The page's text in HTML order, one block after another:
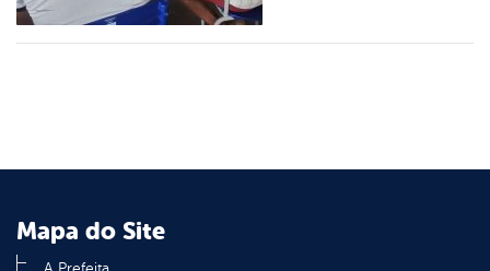
Mapa do Site